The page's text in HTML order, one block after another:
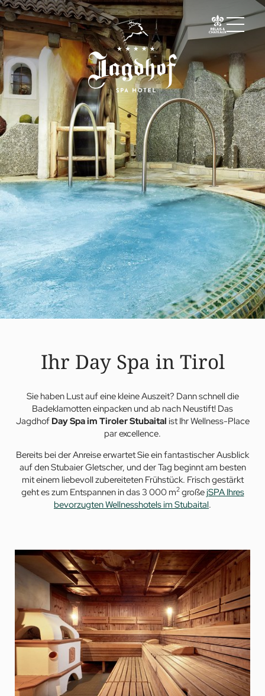
01 Der Jagdhof
02 Zimmer & Suiten
03 Cuisine
04 Spa & Fitness
Spa
Fitness
Treatments
Private Spa Suite
Jagdhof Specials nach Dr. A. Papp
Day Spa
Yoga
05 Angebote
06 Aktivitäten
07 Events
Ihr Day Spa in Tirol
Sie haben Lust auf eine kleine Auszeit? Dann schnell die
Badeklamotten einpacken und ab nach Neustift! Das
Jagdhof Day Spa im Tiroler Stubaital ist Ihr Wellness-Place
par excellence.
Bereits bei der Anreise erwartet Sie ein fantastischer Ausblick
auf den Stubaier Gletscher, und der Tag beginnt am besten
mit einem liebevoll zubereiteten Frühstück. Frisch gestärkt
geht es zum Entspannen in das 3 000 m2großejSPA Ihres
bevorzugten Wellnesshotels im Stubaital.